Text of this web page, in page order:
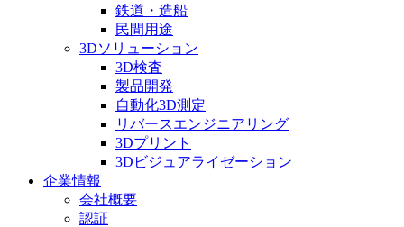
鉄道・造船
民間用途
3Dソリューション
3D検査
製品開発
自動化3D測定
リバースエンジニアリング
3Dプリント
3Dビジュアライゼーション
企業情報
会社概要
認証